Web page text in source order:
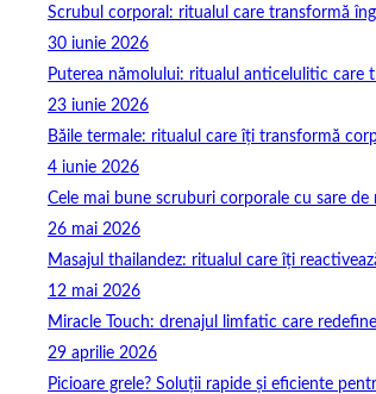
Scrubul corporal: ritualul care transformă
30 iunie 2026
Puterea nămolului: ritualul anticelulitic care
23 iunie 2026
Băile termale: ritualul care îți transformă
4 iunie 2026
Cele mai bune scruburi corporale cu sare
26 mai 2026
Masajul thailandez: ritualul care îți
12 mai 2026
Miracle Touch: drenajul limfatic care
29 aprilie 2026
Picioare grele? Soluții rapide și eficiente